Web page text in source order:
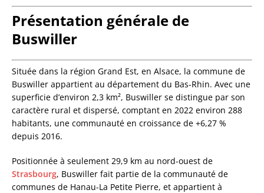
Présentation générale de
Buswiller
Située dans la région Grand Est, en Alsace, la commune de
Buswiller appartient au département du Bas-Rhin. Avec une
superficie d’environ 2,3 km², Buswiller se distingue par son
caractère rural et dispersé, comptant en 2022 environ 288
habitants, une communauté en croissance de +6,27 %
depuis 2016.
Positionnée à seulement 29,9 km au nord-ouest de
Strasbourg, Buswiller fait partie de la communauté de
communes de Hanau-La Petite Pierre, et appartient à